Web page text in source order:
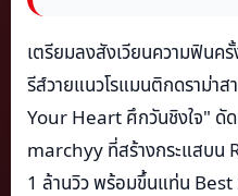
เตรียมลงสังเวียนความฟินค
รีส์วายแนวโรแมนติกดราม่า
Your Heart ศึกวันชิงใจ" ดั
marchyy ที่สร้างกระแสบน
1 ล้านวิว พร้อมขึ้นแท่น